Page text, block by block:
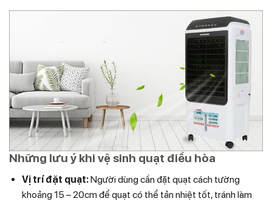
Những lưu ý khi vệ sinh quạt điều hòa
Vị trí đặt quạt:Người dùng cần đặt quạt cách tường
khoảng 15 – 20cm để quạt có thể tản nhiệt tốt, tránh làm